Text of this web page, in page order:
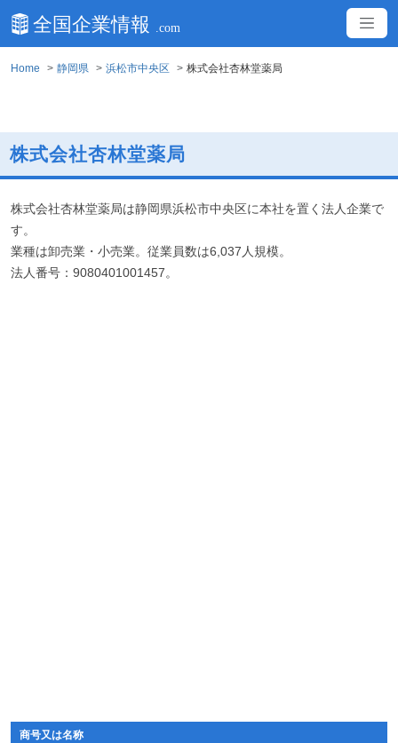
Home 静岡県 浜松市中央区 株式会社杏林堂薬局
株式会社杏林堂薬局
株式会社杏林堂薬局は静岡県浜松市中央区に本社を置く法人企業で
す。
業種は卸売業・小売業。従業員数は6,037人規模。
法人番号：9080401001457。
商号又は名称